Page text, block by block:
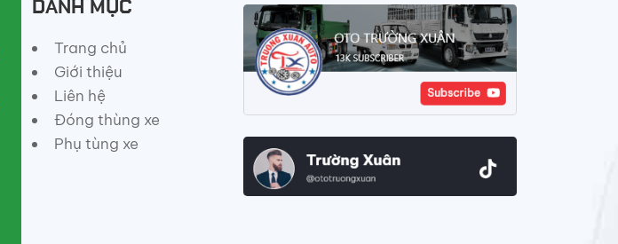
DANH MỤC
Trang chủ
Giới thiệu
Liên hệ
Đóng thùng xe
Phụ tùng xe